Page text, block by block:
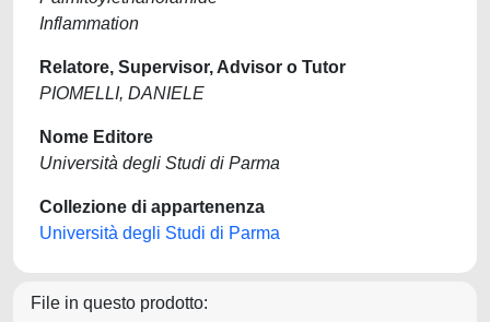
Inflammation
Relatore, Supervisor, Advisor o Tutor
PIOMELLI, DANIELE
Nome Editore
Università degli Studi di Parma
Collezione di appartenenza
Università degli Studi di Parma
File in questo prodotto: